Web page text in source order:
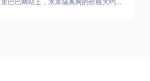
巴巴网站上，水库隔离网的价格大约在